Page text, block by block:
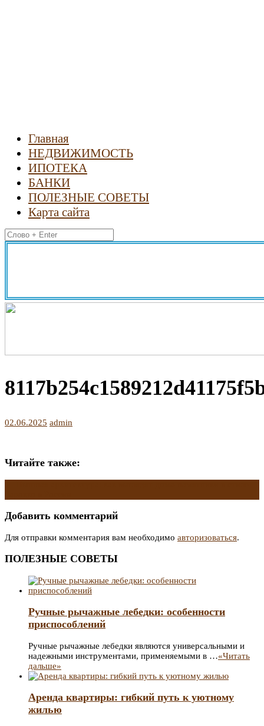
Главная
НЕДВИЖИМОСТЬ
ИПОТЕКА
БАНКИ
ПОЛЕЗНЫЕ СОВЕТЫ
Карта сайта
Найти:
02.06.2025 admin
Читайте также:
по
записям
Добавить комментарий
Для отправки комментария вам необходимо авторизоваться.
ПОЛЕЗНЫЕ СОВЕТЫ
Ручные рычажные лебедки: особенности
приспособлений
Ручные рычажные лебедки являются универсальными и
надежными инструментами, применяемыми в …«Читать
дальше»
Аренда квартиры: гибкий путь к уютному
жилью